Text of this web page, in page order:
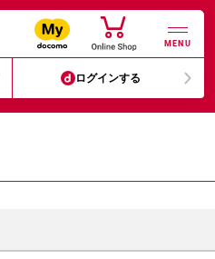
MENU
ログインする